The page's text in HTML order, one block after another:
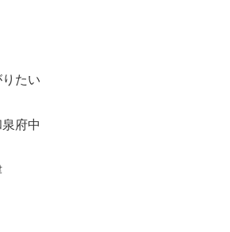
たい
府中